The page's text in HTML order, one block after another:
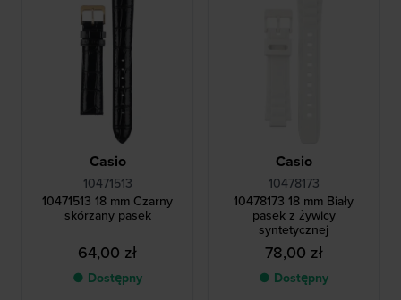
Casio
10471513
10471513 18 mm Czarny
skórzany pasek
64,00 zł
● Dostępny
Casio
10478173
10478173 18 mm Biały
pasek z żywicy
syntetycznej
78,00 zł
● Dostępny